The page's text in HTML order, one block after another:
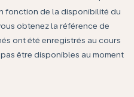
fonction de la disponibilité du
obtenez la référence de
ont été enregistrés au cours
être disponibles au moment